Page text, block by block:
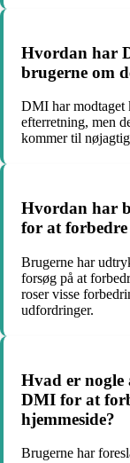
Hvordan har
brugerne om
DMI har modtaget
efterretning, men
kommer til
Hvordan har
for at forbedre
Brugerne har
forsøg på at
roser visse
udfordringer.
Hvad er nogle
DMI for at
hjemmeside?
Brugerne har